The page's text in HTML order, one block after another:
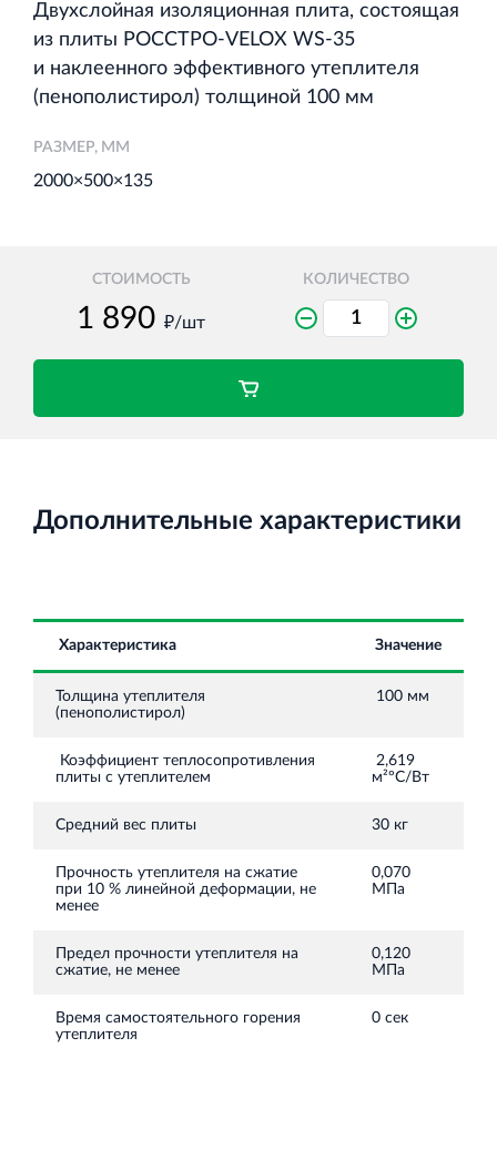
Научно‐исследовательский институт
ЛЕННИИПРОЕКТ
Проектный институт по жилищно‐гражданскому
строительству
Кингисепп
Кингисеппе
Современный торговый комплекс в центре города
Двухслойная изоляционная плита, состоящая
из плиты РОССТРО-VELOX WS‐35
и наклеенного эффективного утеплителя
(пенополистирол) толщиной 100 мм
РАЗМЕР, ММ
2000×500×135
СТОИМОСТЬ
₽/шт
КОЛИЧЕСТВО
Дополнительные характеристики
Характеристика Значение
Толщина утеплителя
(пенополистирол)
100 мм
Коэффициент теплосопротивления
плиты с утеплителем
2,619
м²ºС/Вт
Средний вес плиты 30 кг
Прочность утеплителя на сжатие
при 10 % линейной деформации, не
менее
0,070
МПа
Предел прочности утеплителя на
сжатие, не менее
0,120
МПа
Время самостоятельного горения
утеплителя
0 сек